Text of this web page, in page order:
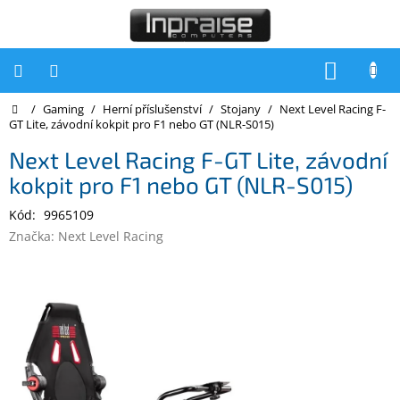
Počítače
Inpraise
Notebooky
Tiskárny
slevy
Oblíbené
Domů
/ Gaming / Herní příslušenství / Stojany / Next Level Racing F-
GT Lite, závodní kokpit pro F1 nebo GT (NLR-S015)
Next Level Racing F-GT Lite, závodní
kokpit pro F1 nebo GT (NLR-S015)
Kód: 9965109
Značka: Next Level Racing